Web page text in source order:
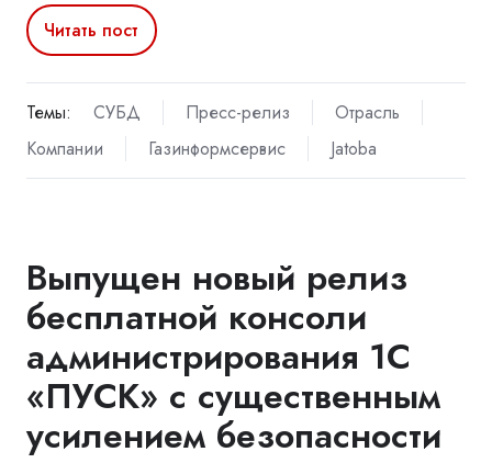
Читать пост
Темы: СУБД Пресс-релиз
Отрасль
Компании
Газинформсервис Jatoba
Выпущен новый релиз
бесплатной консоли
администрирования 1С
«ПУСК» с существенным
усилением безопасности